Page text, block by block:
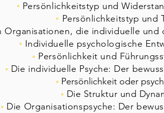
◦ Persönlichkeitstyp und
◦ Persönlichkeitstyp und
Organisationen, die individuelle
◦ Individuelle psychologische
◦ Persönlichkeit und
◦ Die individuelle Psyche: Der
◦ Persönlichkeit oder
◦ Die Struktur und
◦ Die Organisationspsyche: Der